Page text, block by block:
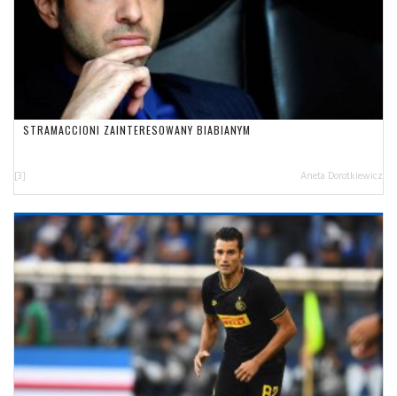
STRAMACCIONI ZAINTERESOWANY BIABIANYM
[3] Aneta Dorotkiewicz